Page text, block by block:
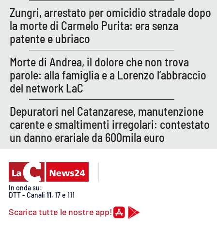
Destinazioni
Eventi
Food
Storie
LAC
NETWORK
Lactv.it
Laconair.it
Zungri, arrestato per omicidio stradale dopo
la morte di Carmelo Purita: era senza
patente e ubriaco
Morte di Andrea, il dolore che non trova
parole: alla famiglia e a Lorenzo l’abbraccio
del network LaC
Depuratori nel Catanzarese, manutenzione
carente e smaltimenti irregolari: contestato
un danno erariale da 600mila euro
In onda su:
DTT - Canali 11, 17 e 111
Scarica tutte le nostre app!